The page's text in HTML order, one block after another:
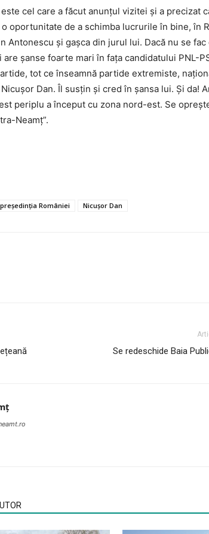
cel care a făcut anunțul vizitei și a precizat
oportunitate de a schimba lucrurile în bine, în
Antonescu și gașca din jurul lui. Dacă nu se fac
șanse foarte mari în fața candidatului PNL-
tot ce înseamnă partide extremiste,
Dan. Îl susțin și cred în șansa lui. Și da!
periplu a început cu zona nord-est. Se
Neamț”.
României Nicușor Dan
Se redeschide Baia